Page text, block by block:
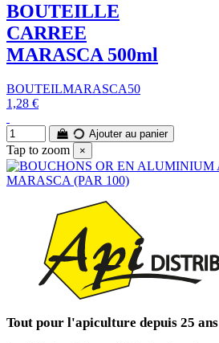
BOUTEILLE
CARREE
MARASCA 500ml
BOUTEILMARASCA50
1,28 €
Ajouter au panier
Tap to zoom ×
Tout pour l'apiculture depuis 25 ans